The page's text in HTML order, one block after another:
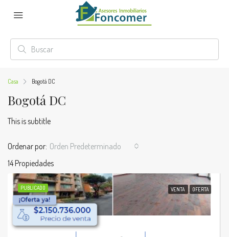
Casa Bogotá DC
Bogotá DC
This is subtitle
14 Propiedades
Ordenar por: Orden Predeterminado
PUBLICADO VENTA OFERTA